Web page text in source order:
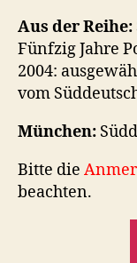
Aus der Reihe:
Fünfzig Jahre
2004:
vom
München:
Bitte die
beachten.